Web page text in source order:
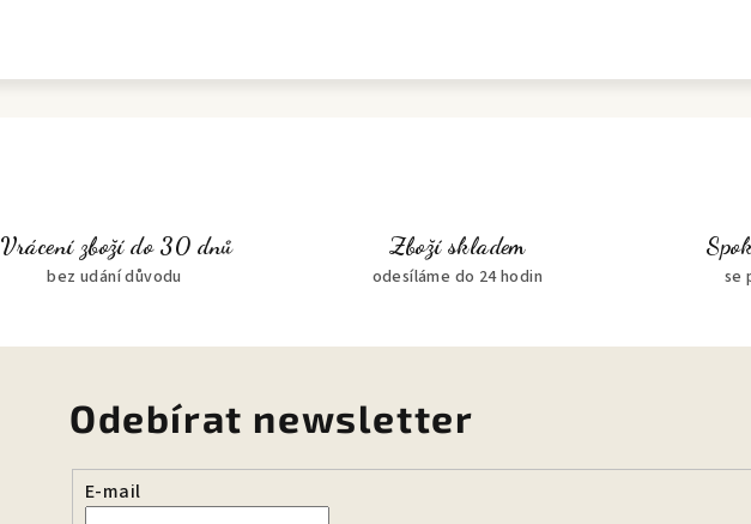
Vrácení zboží do 30 dnů
bez udání důvodu
Zboží skladem
odesíláme do 24 hodin se
Odebírat newsletter
E-mail